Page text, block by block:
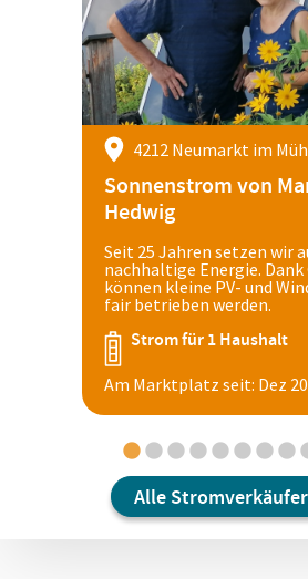
4212 Neumarkt im
Sonnenstrom von
Hedwig
Seit 25 Jahren setzen wir
nachhaltige Energie.
können kleine PV- und
fair betrieben werden.
Strom für 1 Haushalt
Am Marktplatz seit: Dez
1 2 3 4 5 6 7 8
Alle